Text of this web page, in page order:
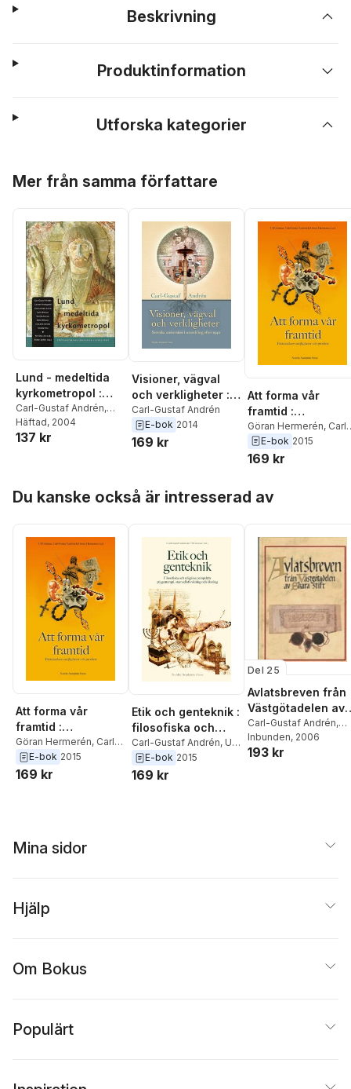
Beskrivning
Produktinformation
Utforska kategorier
Mer från samma författare
Lund - medeltida
kyrkometropol :
symposium i
samband med
ärkestiftet Lunds
Carl-Gustaf Andrén,
Carsten Breengaard
Anna Minara Ciardi
Anders Piltz
Häftad, 2004
137 kr
Visioner, vägval
och verkligheter :
svenska universitet
och högskolor i
utveckling efter
Carl-Gustaf Andrén
E-bok 2014
169 kr
Att forma vår
framtid :
bioteknikens
möjligheter och
problem
Göran Hermerén, Carl-
Gustaf Andrén
Görman
E-bok 2015
169 kr
Du kanske också är intresserad av
Att forma vår
framtid :
bioteknikens
möjligheter och
problem
Göran Hermerén, Carl-
Gustaf Andrén
Görman
E-bok 2015
169 kr
Etik och genteknik :
filosofiska och
religiösa
perspektiv på
genterapi,
Carl-Gustaf Andrén, Ulf
Görman
E-bok 2015
169 kr
Del 25
Avlatsbreven från
Västgötadelen av
Skara stift
Carl-Gustaf Andrén,
Anna Fredriksson
Adman
Inbunden, 2006
193 kr
Mina sidor
Hjälp
Om Bokus
Populärt